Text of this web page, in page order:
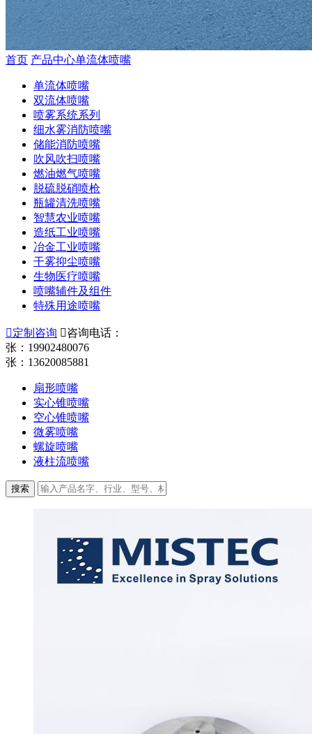
首页 产品中心单流体喷嘴
单流体喷嘴
双流体喷嘴
喷雾系统系列
细水雾消防喷嘴
储能消防喷嘴
吹风吹扫喷嘴
燃油燃气喷嘴
脱硫脱硝喷枪
瓶罐清洗喷嘴
智慧农业喷嘴
造纸工业喷嘴
冶金工业喷嘴
干雾抑尘喷嘴
生物医疗喷嘴
喷嘴辅件及组件
特殊用途喷嘴
定制咨询 咨询电话：
张：19902480076
张：13620085881
扇形喷嘴
实心锥喷嘴
空心锥喷嘴
微雾喷嘴
螺旋喷嘴
液柱流喷嘴
搜索